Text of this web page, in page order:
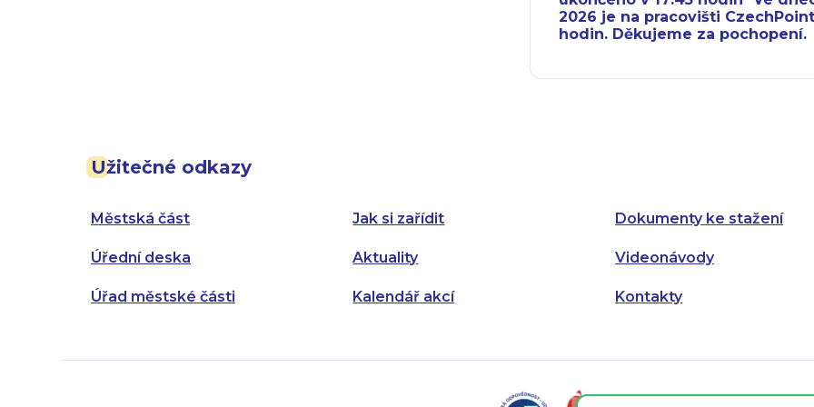
Užitečné odkazy
Městská část
Úřední deska
Úřad městské části
Jak si zařídit
Aktuality
Kalendář akcí
Dokumenty ke stažení
Videonávody
Kontakty
2026 je na pracovišti
hodin. Děkujeme za pochopení.
Pátek: